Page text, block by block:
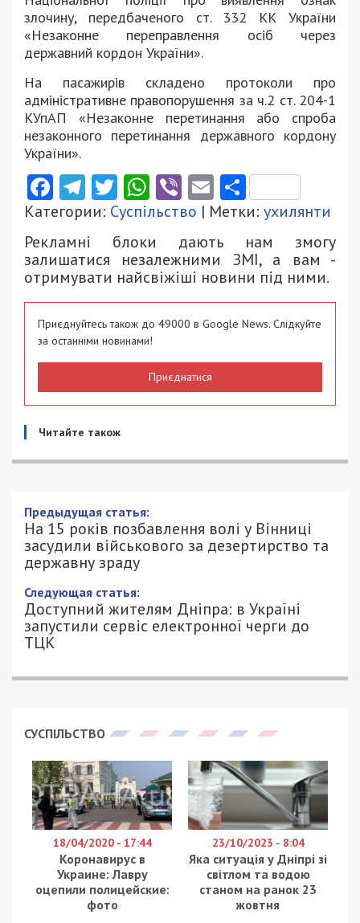
злочину, передбаченого ст. 332 КК України
«Незаконне переправлення осіб через
державний кордон України».
На пасажирів складено протоколи про
адміністративне правопорушення за ч.2 ст. 204-1
КУпАП «Незаконне перетинання або спроба
незаконного перетинання державного кордону
України».
Facebook
Telegram
Twitter
WhatsApp
ViberEmail
Категории: Суспільство | Метки: ухилянти
Рекламні блоки дають нам змогу
залишатися незалежними ЗМІ, а вам -
отримувати найсвіжіші новини під ними.
Приєднуйтесь також до 49000 в Google News. Слідкуйте
за останніми новинами!
Приєднатися
Читайте також
Предыдущая статья:
На 15 років позбавлення волі у Вінниці
засудили військового за дезертирство та
державну зраду
Следующая статья:
Доступний жителям Дніпра: в Україні
запустили сервіс електронної черги до
ТЦК
СУСПІЛЬСТВО
18/04/2020 - 17:44
Коронавирус в
Украине: Лавру
оцепили полицейские:
фото
23/10/2023 - 8:04
Яка ситуація у Дніпрі зі
світлом та водою
станом на ранок 23
жовтня